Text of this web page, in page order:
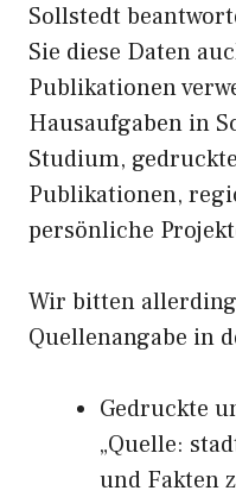
Sollstedt
Sie diese Daten
Publikationen
Hausaufgaben in
Studium,
Publikationen,
persönliche
Wir bitten
Quellenangabe in
Gedruckte
„Quelle:
und Fakten